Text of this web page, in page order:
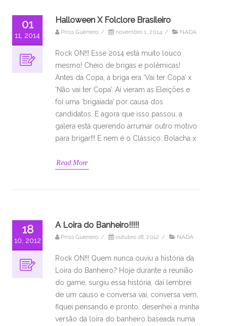
01
11, 2014
Halloween X Folclore Brasileiro
Priss Guerrero / novembro 1, 2014 / NADA
Rock ON!!! Esse 2014 está muito louco
mesmo! Cheio de brigas e polêmicas!
Antes da Copa, a briga era ‘Vai ter Copa’ x
‘Não vai ter Copa’. Aí vieram as Eleições e
foi uma ‘brigaiada’ por causa dos
candidatos. E agora que isso passou, a
galera está querendo arrumar outro motivo
para brigar!!! E nem é o Clássico: Bolacha x
Read More
18
10, 2012
A Loira do Banheiro!!!!!
Priss Guerrero / outubro 18, 2012 / NADA
Rock ON!!! Quem nunca ouviu a história da
Loira do Banheiro? Hoje durante a reunião
do game, surgiu essa história, daí lembrei
de um causo e conversa vai, conversa vem,
fiquei pensando e pronto, desenhei a minha
versão da loira do banheiro baseada numa